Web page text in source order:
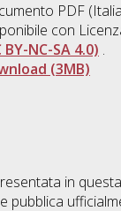
PDF
con
BY-NC-SA 4.0) .
(3MB)
in
pubblica